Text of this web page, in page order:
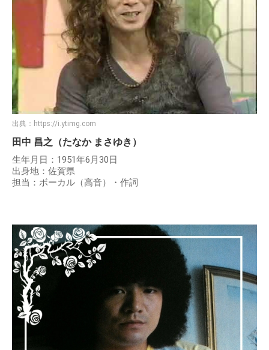
出典： https://i.ytimg.com
田中 昌之（たなか まさゆき）
生年月日：1951年6月30日
出身地：佐賀県
担当：ボーカル（高音）・作詞